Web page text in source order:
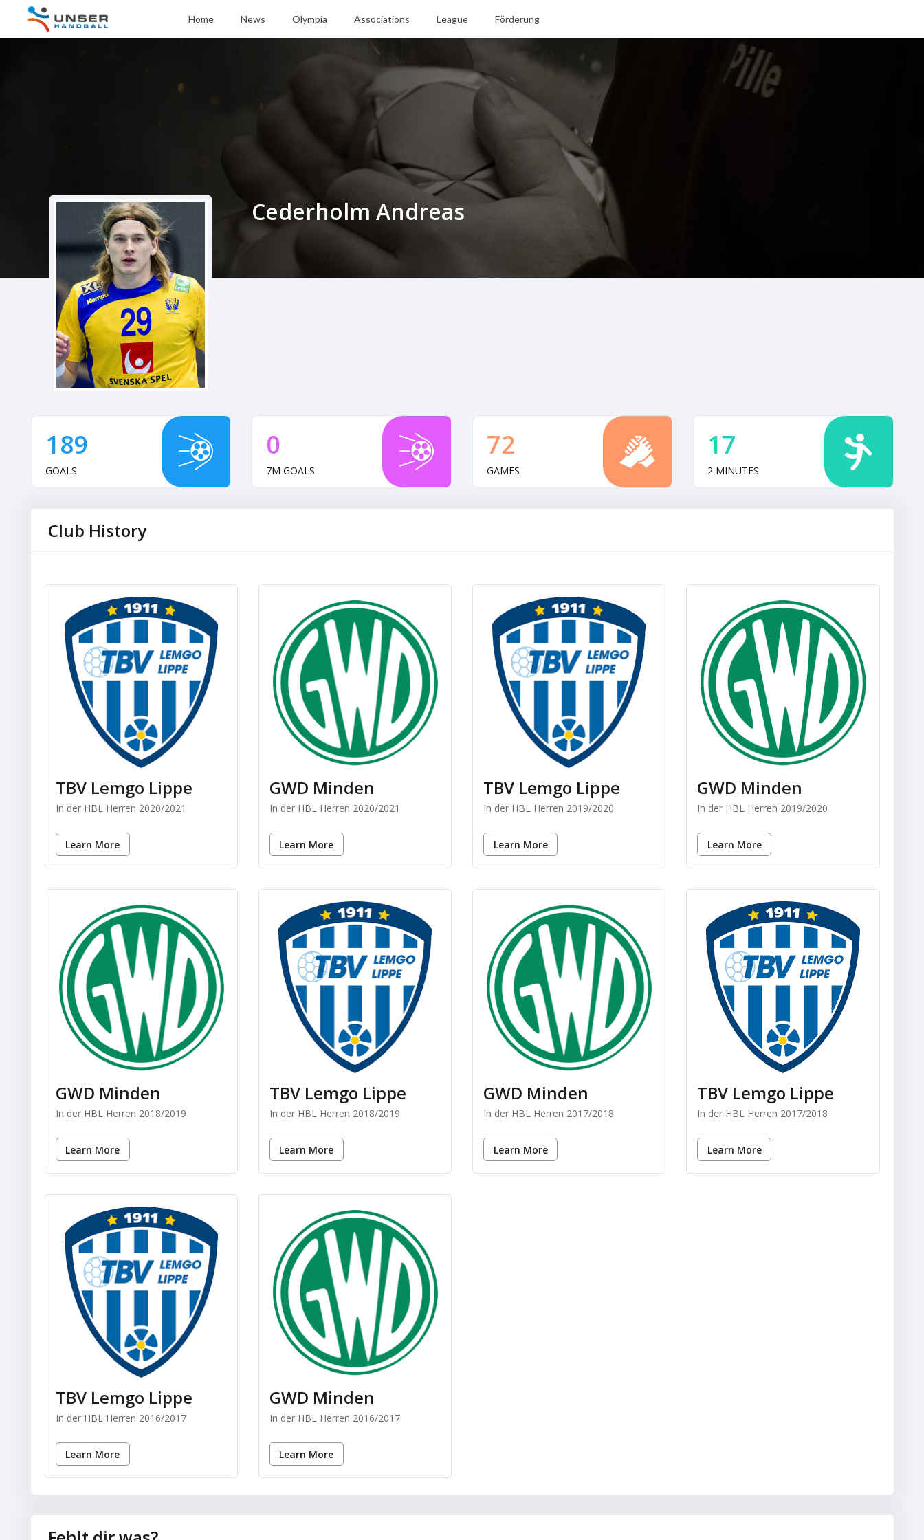
Home News Olympia Associations League Förderung
Cederholm Andreas
189
GOALS
0
7M GOALS
72
GAMES
17
2 MINUTES
Club History
TBV Lemgo Lippe
In der HBL Herren 2020/2021
Learn More
GWD Minden
In der HBL Herren 2020/2021
Learn More
TBV Lemgo Lippe
In der HBL Herren 2019/2020
Learn More
GWD Minden
In der HBL Herren 2019/2020
Learn More
GWD Minden
In der HBL Herren 2018/2019
Learn More
TBV Lemgo Lippe
In der HBL Herren 2018/2019
Learn More
GWD Minden
In der HBL Herren 2017/2018
Learn More
TBV Lemgo Lippe
In der HBL Herren 2017/2018
Learn More
TBV Lemgo Lippe
In der HBL Herren 2016/2017
Learn More
GWD Minden
In der HBL Herren 2016/2017
Learn More